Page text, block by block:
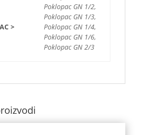
>
Poklopac GN 1/2,
Poklopac GN 1/3,
Poklopac GN 1/4,
Poklopac GN 1/6,
Poklopac GN 2/3